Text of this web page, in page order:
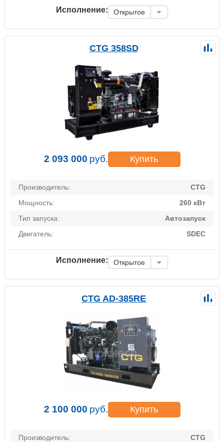
Исполнение: Открытое
CTG 358SD
2 093 000 руб. Купить
Производитель:
CTG
Мощность:
260 кВт
Тип запуска:
Автозапуск
Двигатель:
SDEC
Исполнение: Открытое
CTG AD-385RE
2 100 000 руб. Купить
Производитель:
CTG